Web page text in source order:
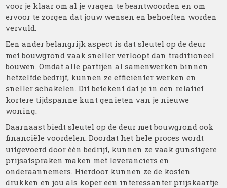
voor je klaar om al je vragen te beantwoorden en om
ervoor te zorgen dat jouw wensen en behoeften worden
vervuld.
Een ander belangrijk aspect is dat sleutel op de deur
met bouwgrond vaak sneller verloopt dan traditioneel
bouwen. Omdat alle partijen al samenwerken binnen
hetzelfde bedrijf, kunnen ze efficiënter werken en
sneller schakelen. Dit betekent dat je in een relatief
kortere tijdspanne kunt genieten van je nieuwe
woning.
Daarnaast biedt sleutel op de deur met bouwgrond ook
financiële voordelen. Doordat het hele proces wordt
uitgevoerd door één bedrijf, kunnen ze vaak gunstigere
prijsafspraken maken met leveranciers en
onderaannemers. Hierdoor kunnen ze de kosten
drukken en jou als koper een interessanter prijskaartje